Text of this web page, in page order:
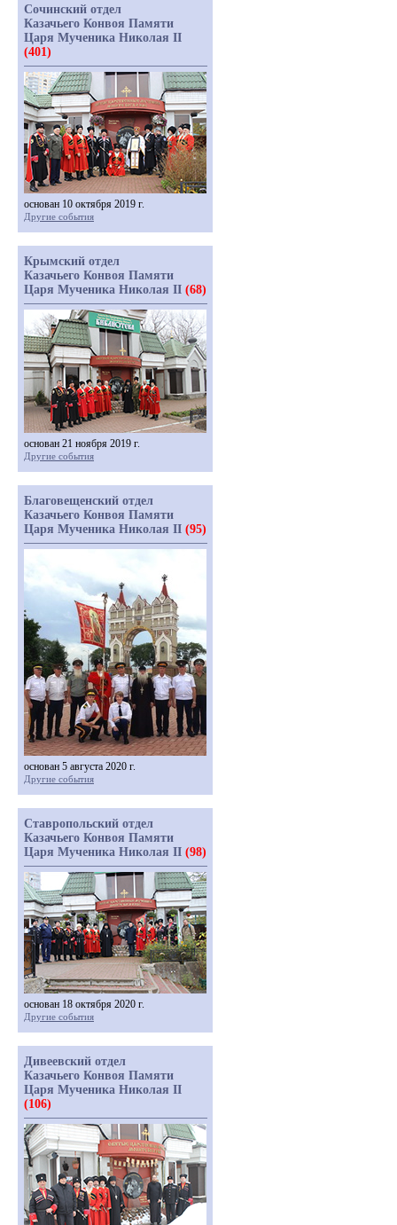
Сочинский отдел
Казачьего Конвоя Памяти
Царя Мученика Николая II
(401)
основан 10 октября 2019 г.
Другие события
Крымский отдел
Казачьего Конвоя Памяти
Царя Мученика Николая II (68)
основан 21 ноября 2019 г.
Другие события
Благовещенский отдел
Казачьего Конвоя Памяти
Царя Мученика Николая II (95)
основан 5 августа 2020 г.
Другие события
Ставропольский отдел
Казачьего Конвоя Памяти
Царя Мученика Николая II (98)
основан 18 октября 2020 г.
Другие события
Дивеевский отдел
Казачьего Конвоя Памяти
Царя Мученика Николая II
(106)